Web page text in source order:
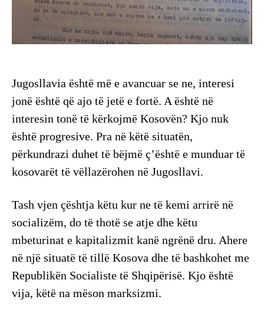
Jugosllavia është më e avancuar se ne, interesi
jonë është që ajo të jetë e fortë. A është në
interesin tonë të kërkojmë Kosovën? Kjo nuk
është progresive. Pra në këtë situatën,
përkundrazi duhet të bëjmë ç’është e munduar të
kosovarët të vëllazërohen në Jugosllavi.
Tash vjen çështja këtu kur ne të kemi arrirë në
socializëm, do të thotë se atje dhe këtu
mbeturinat e kapitalizmit kanë ngrënë dru. Ahere
në një situatë të tillë Kosova dhe të bashkohet me
Republikën Socialiste të Shqipërisë. Kjo është
vija, këtë na mëson marksizmi.